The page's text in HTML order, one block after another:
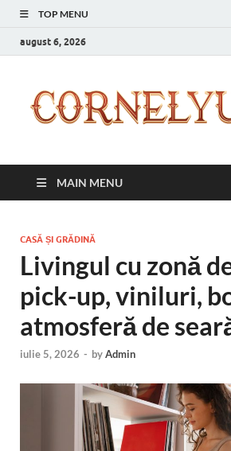
TOP MENU
august 6, 2026
MAIN MENU
CASĂ ȘI GRĂDINĂ
Livingul cu zonă
pick-up, viniluri,
atmosferă de
iulie 5, 2026 - byAdmin